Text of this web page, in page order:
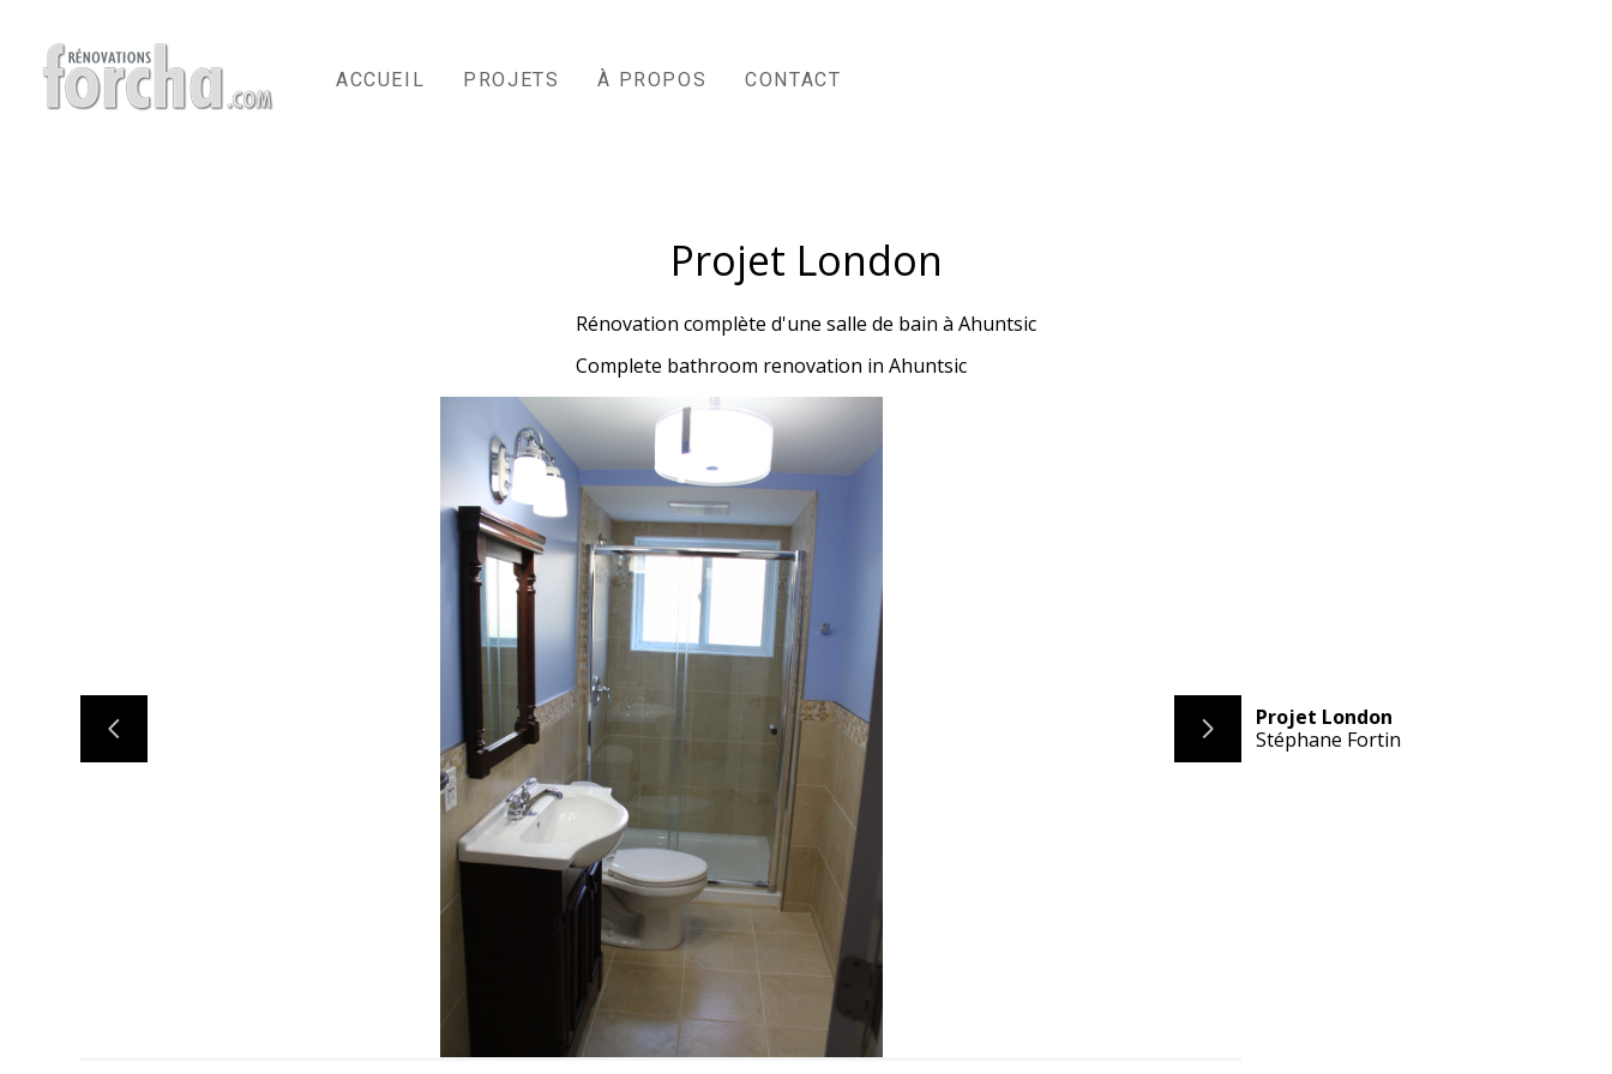
contenu
principal
ACCUEIL PROJETS À PROPOS CONTACT
Projet London
Rénovation complète d'une salle de bain à Ahuntsic
Complete bathroom renovation in Ahuntsic
Projet London
Stéphane Fortin